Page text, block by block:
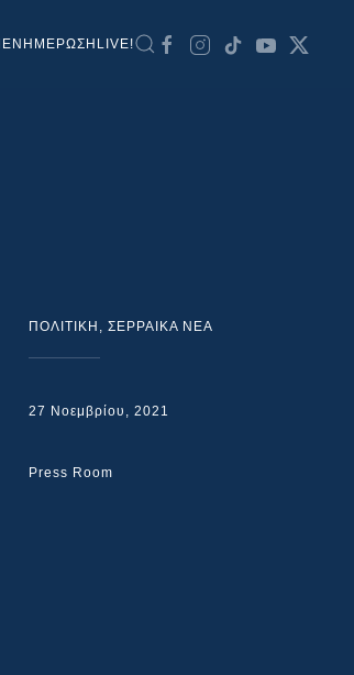
ΕΝΗΜΕΡΩΣΗ LIVE!
ΠΟΛΙΤΙΚΗ , ΣΕΡΡΑΙΚΑ ΝΕΑ
27 Νοεμβρίου, 2021
Press Room